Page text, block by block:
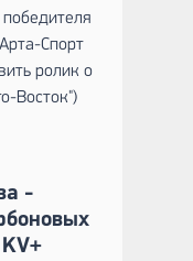
Спорт
ролик о
Восток")
-